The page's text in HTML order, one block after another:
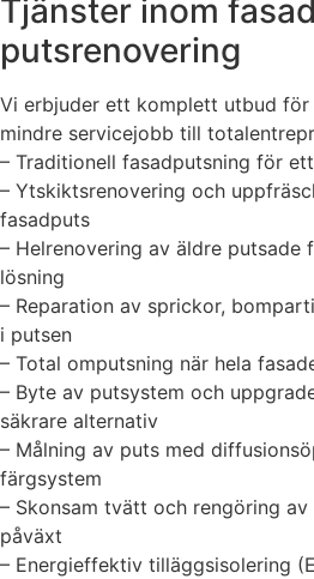
Tjänster inom
putsrenovering
Vi erbjuder ett komplett utbud för
mindre servicejobb till
– Traditionell fasadputsning för
– Ytskiktsrenovering och
fasadputs
– Helrenovering av äldre putsade
lösning
– Reparation av sprickor,
i putsen
– Total omputsning när hela
– Byte av putsystem och
säkrare alternativ
– Målning av puts med
färgsystem
– Skonsam tvätt och rengöring
påväxt
– Energieffektiv tilläggsisolering